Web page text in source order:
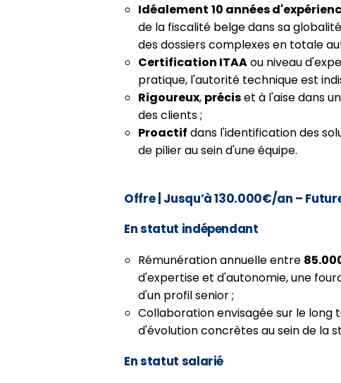
Idéalement 10 années
de la fiscalité belge dans sa
des dossiers complexes en totale
Certification ITAAou niveau
pratique, l'autorité technique est
Rigoureux, préciset à l'aise dans
des clients ;
Proactif dans l'identification des
de pilier au sein d'une équipe.
Offre | Jusqu’à 130.000€/an –
En statut indépendant
Rémunération annuelle entre
d'expertise et d'autonomie, une
d'un profil senior ;
Collaboration envisagée sur le
d'évolution concrètes au sein de la
En statut salarié